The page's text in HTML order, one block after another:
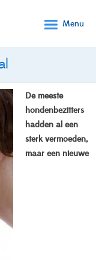
Menu
De meeste
hondenbezitters
hadden al een
sterk vermoeden,
maar een nieuwe